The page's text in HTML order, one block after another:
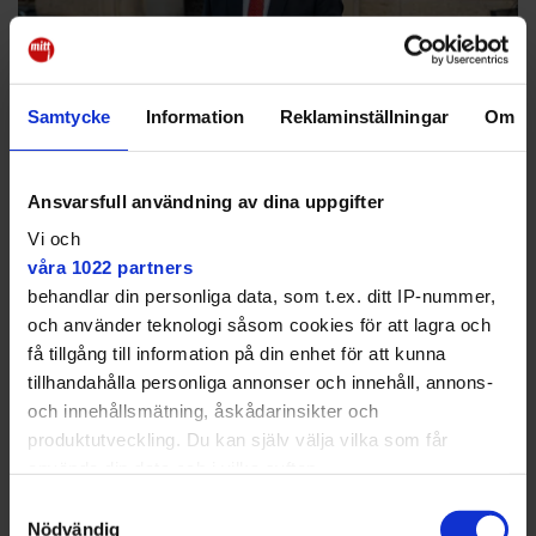
Samtycke Information Reklaminställningar Om
Ansvarsfull användning av dina uppgifter
Vi och
våra 1022 partners
behandlar din personliga data, som t.ex. ditt IP-nummer,
och använder teknologi såsom cookies för att lagra och
få tillgång till information på din enhet för att kunna
tillhandahålla personliga annonser och innehåll, annons-
och innehållsmätning, åskådarinsikter och
produktutveckling. Du kan själv välja vilka som får
Med din tillåtelse skulle vi även vilja:
Nödvändig
Men Sara Kukka-Salam menar att hennes uppdrag är
att stärka kommunen, och att en återvandring hade
gjort motsatsen.
Det hade varit direkt förödande
med en återvandring
– Det regeringen vill med det här samtalet är att vi ska